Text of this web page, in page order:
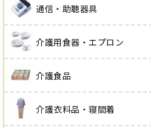
通信・助聴器具
介護用食器・エプロン
介護食品
介護衣料品・寝間着